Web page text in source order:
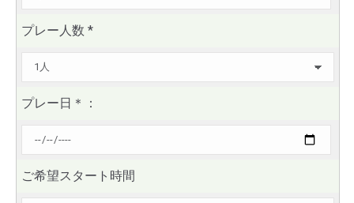
プレー人数 *
プレー日 ＊ ：
ご希望スタート時間